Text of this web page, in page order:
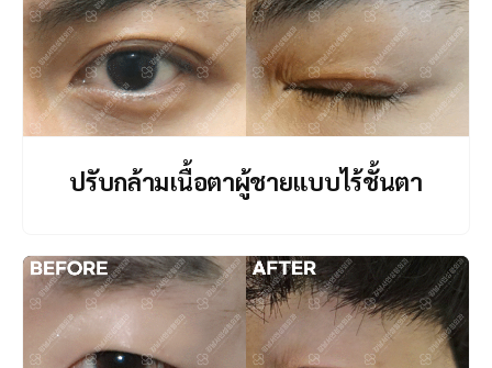
ปรับกล้ามเนื้อตาผู้ชายแบบไร้ชั้นตา